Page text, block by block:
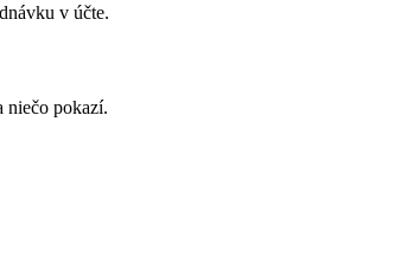
v účte.
niečo pokazí.